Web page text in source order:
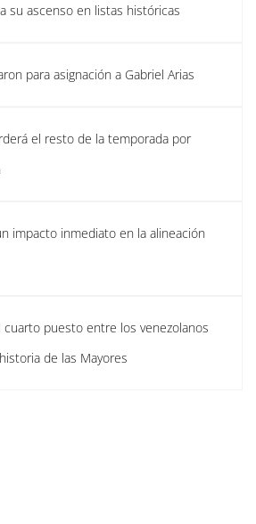
su ascenso en listas históricas
para asignación a Gabriel Arias
el resto de la temporada por
impacto inmediato en la alineación
cuarto puesto entre los venezolanos
de las Mayores